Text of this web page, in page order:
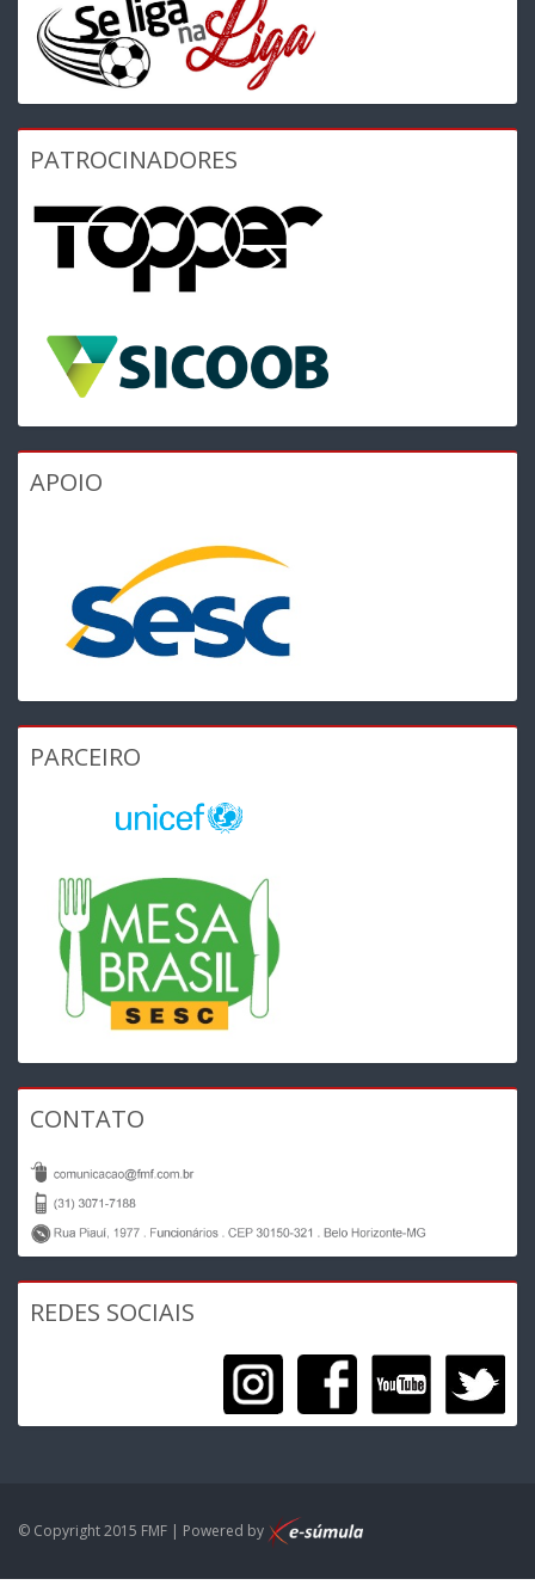
PATROCINADORES
APOIO
PARCEIRO
CONTATO
REDES SOCIAIS
© Copyright 2015 FMF | Powered by